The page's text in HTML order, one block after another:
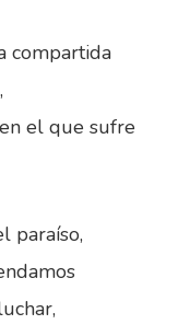
compartida
el que sufre
paraíso,